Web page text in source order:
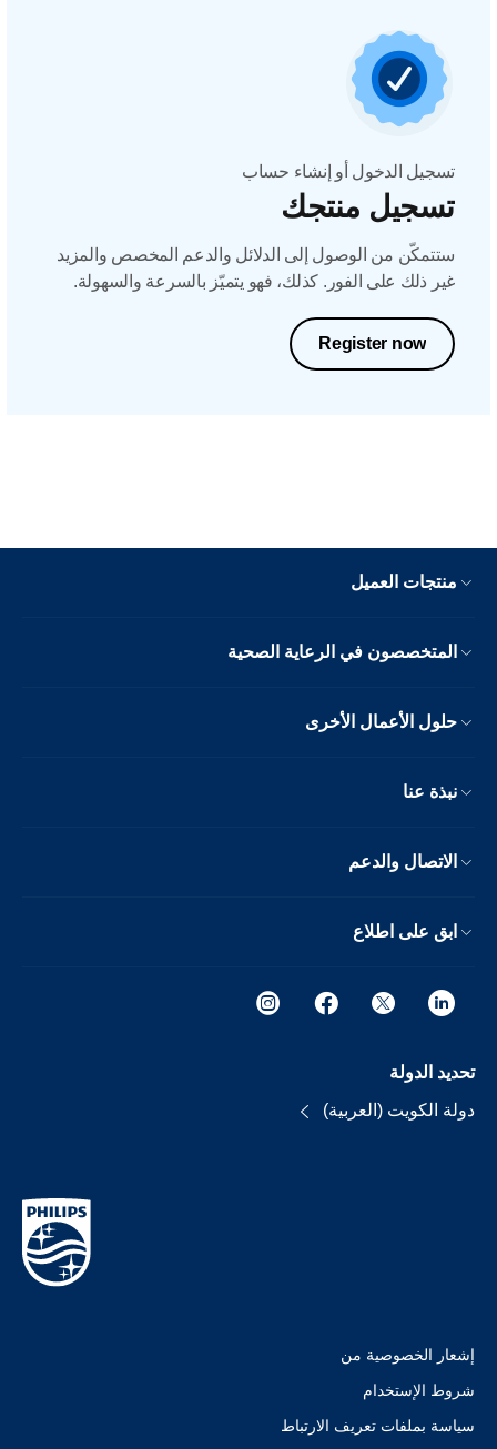
تسجيل الدخول أو إنشاء حساب
تسجيل منتجك
ستتمكّن من الوصول إلى الدلائل والدعم المخصص والمزيد
غير ذلك على الفور. كذلك، فهو يتميّز بالسرعة والسهولة.
Register now
منتجات العميل
المتخصصون في الرعاية الصحية
حلول الأعمال الأخرى
نبذة عنا
الاتصال والدعم
ابق على اطلاع
تحديد الدولة
دولة الكويت (العربية)
إشعار الخصوصية من
شروط الإستخدام
سياسة بملفات تعريف الارتباط